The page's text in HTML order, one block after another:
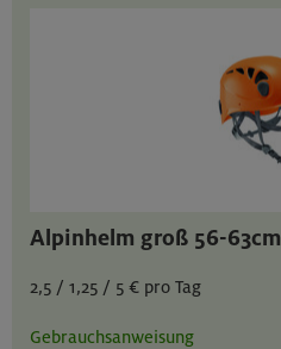
Alpinhelm groß 56-63cm
2,5 / 1,25 / 5 € pro Tag
Gebrauchsanweisung